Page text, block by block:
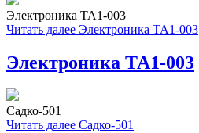
Электроника ТА1-003
Читать далее Электроника ТА1-003
Электроника ТА1-003
Садко-501
Читать далее Садко-501